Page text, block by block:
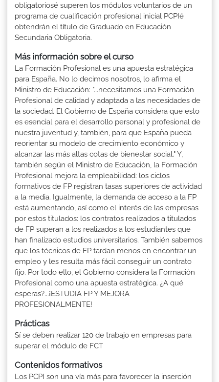
obligatoriosé superen los módulos voluntarios de un
programa de cualificación profesional inicial PCPIé
obtendrán el título de Graduado en Educación
Secundaria Obligatoria.
Más información sobre el curso
La Formación Profesional es una apuesta estratégica
para España. No lo decimos nosotros, lo afirma el
Ministro de Educación: "...necesitamos una Formación
Profesional de calidad y adaptada a las necesidades de
la sociedad. El Gobierno de España considera que esto
es esencial para el desarrollo personal y profesional de
nuestra juventud y, también, para que España pueda
reorientar su modelo de crecimiento económico y
alcanzar las más altas cotas de bienestar social." Y,
también según el Ministro de Educación, la Formación
Profesional mejora la empleabilidad: los ciclos
formativos de FP registran tasas superiores de actividad
a la media. Igualmente, la demanda de acceso a la FP
está aumentando, así como el interés de las empresas
por estos titulados: los contratos realizados a titulados
de FP superan a los realizados a los estudiantes que
han finalizado estudios universitarios. También sabemos
que los técnicos de FP tardan menos en encontrar un
empleo y les resulta más fácil conseguir un contrato
fijo. Por todo ello, el Gobierno considera la Formación
Profesional como una apuesta estratégica. ¿A qué
esperas?...¡ESTUDIA FP Y MEJORA
PROFESIONALMENTE!
Prácticas
Sí se deben realizar 120 de trabajo en empresas para
superar el módulo de FCT
Contenidos formativos
Los PCPI son una vía más para favorecer la inserción